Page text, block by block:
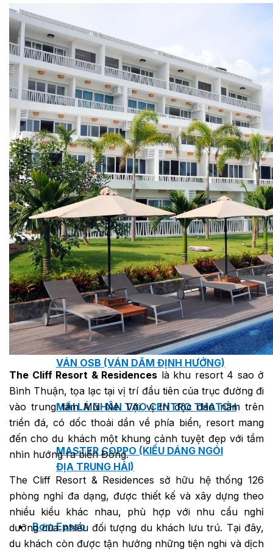
TẤM LỢP KIM LOẠI
PREMIUM - COPPER PRESTIGE ULTIMETAL HD
PREMIUM - COPPER PRESTIGE COMPACT PLUS
PREMIUM - COPPER PRESTIGE ELITE
PREMIUM - COPPER PRESTIGE TRADITIONAL
TẤM ỐP VOX
TẤM ỐP TRẦN INFRATOP
TẤM ỐP TƯỜNG MAX-3
TẤM ỐP ĐA NĂNG FRONTO
MÁI GỖ TUYẾT TÙNG ĐỎ
GỖ NHÂN TẠO NAM SOON
GỖ SINH THÁI NOVANO
VÁN OSB (VÁN DĂM ĐỊNH HƯỚNG)
MÁI LÁ NHÂN TẠO CENTRO THATCH
MASTER COPPO (KIỂU DÁNG NGÓI
ĐỊA TRUNG HẢI)
Bơm Epsso
The Cliff Resort & Residences là khu resort 4 sao ở
Bình Thuận, tọa lạc tại vị trí đầu tiên của trục đường đi
vào trung tâm Mũi Né. Với vị trí độc đáo nằm trên
triền đá, có dốc thoải dần về phía biển, resort mang
đến cho du khách một khung cảnh tuyệt đẹp với tầm
nhìn hướng ra biển Đông.
The Cliff Resort & Residences sở hữu hệ thống 126
phòng nghỉ đa dạng, được thiết kế và xây dựng theo
nhiều kiểu khác nhau, phù hợp với nhu cầu nghỉ
dưỡng của nhiều đối tượng du khách lưu trú. Tại đây,
du khách còn được tận hưởng những tiện nghi và dịch